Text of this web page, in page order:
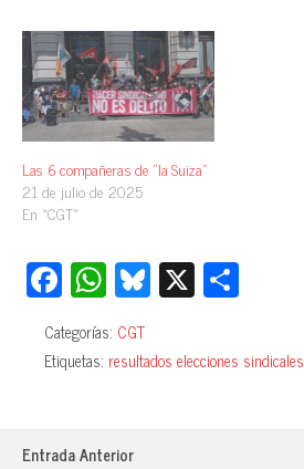
Las 6 compañeras de “la Suiza”
21 de julio de 2025
En «CGT»
Fa
ce
bo
ok
W
ha
ts
A
pp
Bl
ue
sk
y
X
m
pa
rti
Categorías: CGT
Etiquetas: resultados elecciones sindicales
Entrada Anterior